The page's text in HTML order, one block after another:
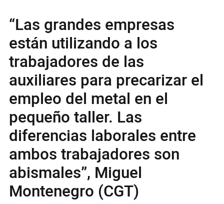
“Las grandes empresas
están utilizando a los
trabajadores de las
auxiliares para precarizar el
empleo del metal en el
pequeño taller. Las
diferencias laborales entre
ambos trabajadores son
abismales”, Miguel
Montenegro (CGT)